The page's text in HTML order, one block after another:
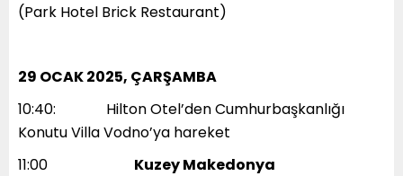
(Park Hotel Brick Restaurant)
29 OCAK 2025, ÇARŞAMBA
10:40: Hilton Otel’den Cumhurbaşkanlığı
Konutu Villa Vodno’ya hareket
11:00
Kuzey Makedonya